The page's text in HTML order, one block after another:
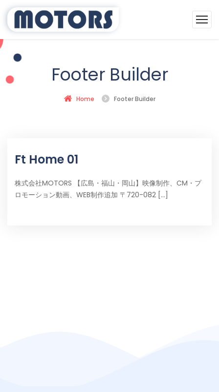
Footer Builder
Home Footer Builder
Ft Home 01
株式会社MOTORS 【広島・福山・岡山】映像制作、CM・プ
ロモーション動画、WEB制作追加 〒720-082 [...]